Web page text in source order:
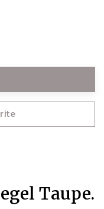
Taupe.